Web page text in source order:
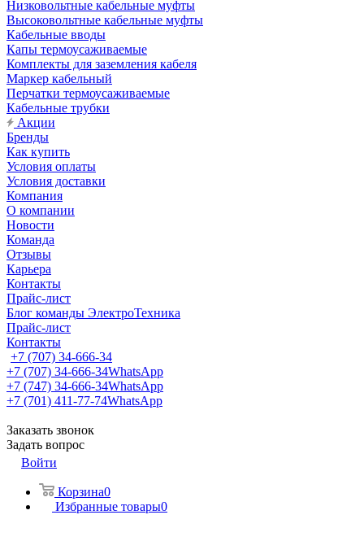
Низковольтные кабельные муфты
Высоковольтные кабельные муфты
Кабельные вводы
Капы термоусаживаемые
Комплекты для заземления кабеля
Маркер кабельный
Перчатки термоусаживаемые
Кабельные трубки
Акции
Бренды
Как купить
Условия оплаты
Условия доставки
Компания
О компании
Новости
Команда
Отзывы
Карьера
Контакты
Прайс-лист
Блог команды ЭлектроТехника
Прайс-лист
Контакты
+7 (707) 34-666-34
+7 (707) 34-666-34WhatsApp
+7 (747) 34-666-34WhatsApp
+7 (701) 411-77-74WhatsApp
Заказать звонок
Задать вопрос
Войти
Корзина0
Избранные товары0